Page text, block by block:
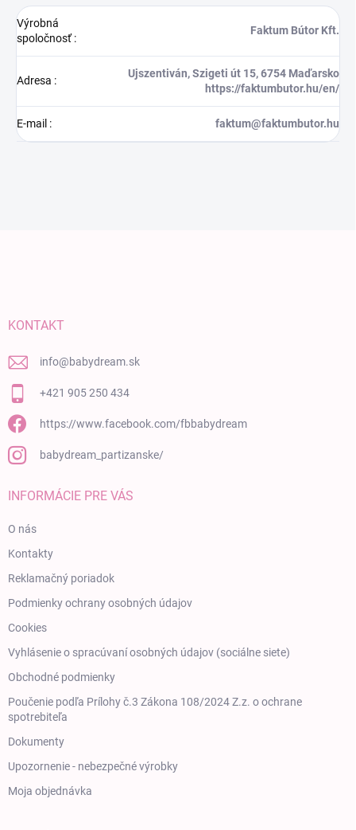
Výrobná
spoločnosť:
Faktum Bútor Kft.
Adresa :
Ujszentiván, Szigeti út 15, 6754 Maďarsko
https://faktumbutor.hu/en/
E-mail : faktum@faktumbutor.hu
KONTAKT
info@babydream.sk
+421 905 250 434
https://www.facebook.com/fbbabydream
babydream_partizanske/
INFORMÁCIE PRE VÁS
O nás
Kontakty
Reklamačný poriadok
Podmienky ochrany osobných údajov
Cookies
Vyhlásenie o spracúvaní osobných údajov (sociálne siete)
Obchodné podmienky
Poučenie podľa Prílohy č.3 Zákona 108/2024 Z.z. o ochrane
spotrebiteľa
Dokumenty
Upozornenie - nebezpečné výrobky
Moja objednávka